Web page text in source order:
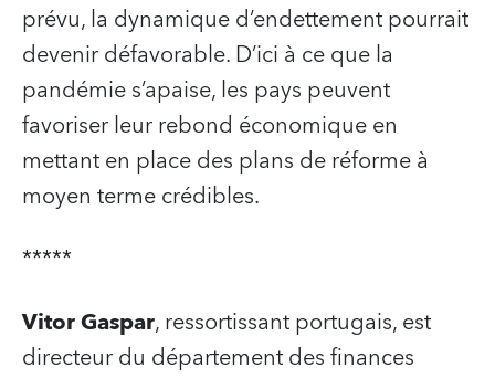
prévu, la dynamique d’endettement pourrait
devenir défavorable. D’ici à ce que la
pandémie s’apaise, les pays peuvent
favoriser leur rebond économique en
mettant en place des plans de réforme à
moyen terme crédibles.
*****
Vitor Gaspar, ressortissant portugais, est
directeur du département des finances